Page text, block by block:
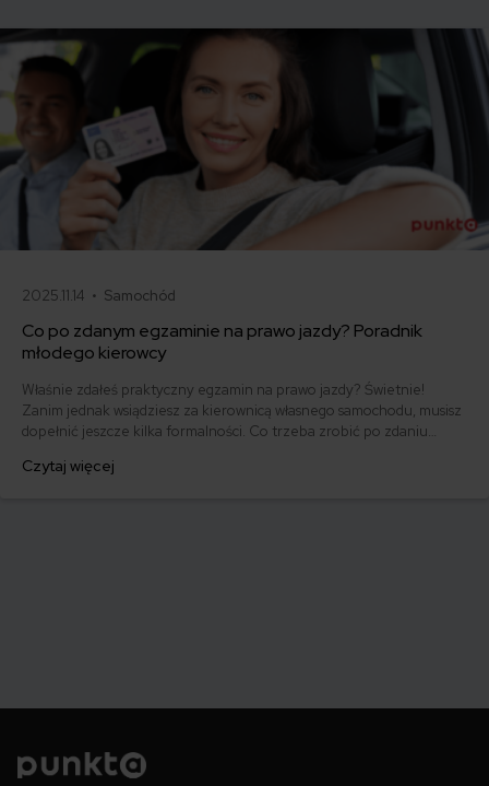
2025.11.14 • Samochód
Co po zdanym egzaminie na prawo jazdy? Poradnik
młodego kierowcy
Właśnie zdałeś praktyczny egzamin na prawo jazdy? Świetnie!
Zanim jednak wsiądziesz za kierownicą własnego samochodu, musisz
dopełnić jeszcze kilka formalności. Co trzeba zrobić po zdaniu
którym szybko załatwisz sprawy urzędowe i będziesz mógł prowadzić
Czytaj więcej